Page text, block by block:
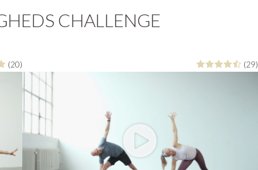
CHALLENGE
(20) (29)